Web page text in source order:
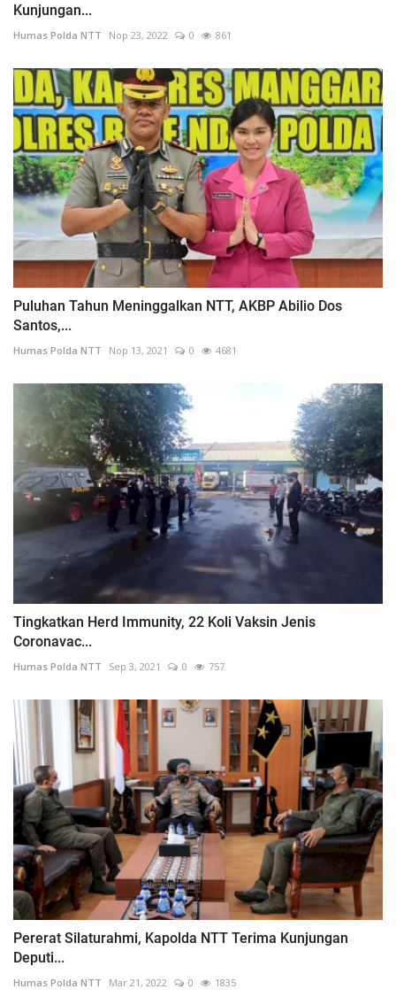
Kunjungan...
Humas Polda NTT Nop 23, 2022 0 861
Puluhan Tahun Meninggalkan NTT, AKBP Abilio Dos
Santos,...
Humas Polda NTT Nop 13, 2021 0 4681
Tingkatkan Herd Immunity, 22 Koli Vaksin Jenis
Coronavac...
Humas Polda NTT Sep 3, 2021 0 757
Pererat Silaturahmi, Kapolda NTT Terima Kunjungan
Deputi...
Humas Polda NTT Mar 21, 2022 0 1835